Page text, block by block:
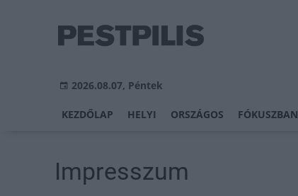
2026.08.07, Péntek
KEZDŐLAP HELYI ORSZÁGOS FÓKUSZBAN
Impresszum